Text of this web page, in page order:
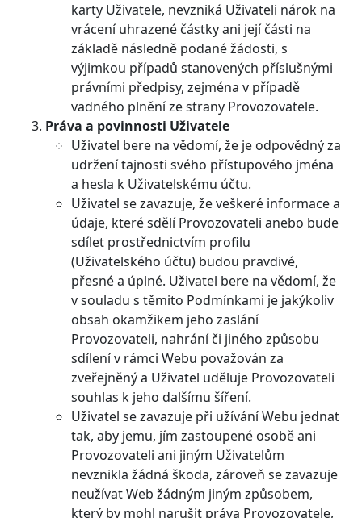
karty Uživatele, nevzniká Uživateli nárok na
vrácení uhrazené částky ani její části na
základě následně podané žádosti, s
výjimkou případů stanovených příslušnými
právními předpisy, zejména v případě
vadného plnění ze strany Provozovatele.
Práva a povinnosti Uživatele
Uživatel bere na vědomí, že je odpovědný za
udržení tajnosti svého přístupového jména
a hesla k Uživatelskému účtu.
Uživatel se zavazuje, že veškeré informace a
údaje, které sdělí Provozovateli anebo bude
sdílet prostřednictvím profilu
(Uživatelského účtu) budou pravdivé,
přesné a úplné. Uživatel bere na vědomí, že
v souladu s těmito Podmínkami je jakýkoliv
obsah okamžikem jeho zaslání
Provozovateli, nahrání či jiného způsobu
sdílení v rámci Webu považován za
zveřejněný a Uživatel uděluje Provozovateli
souhlas k jeho dalšímu šíření.
Uživatel se zavazuje při užívání Webu jednat
tak, aby jemu, jím zastoupené osobě ani
Provozovateli ani jiným Uživatelům
nevznikla žádná škoda, zároveň se zavazuje
neužívat Web žádným jiným způsobem,
který by mohl narušit práva Provozovatele,